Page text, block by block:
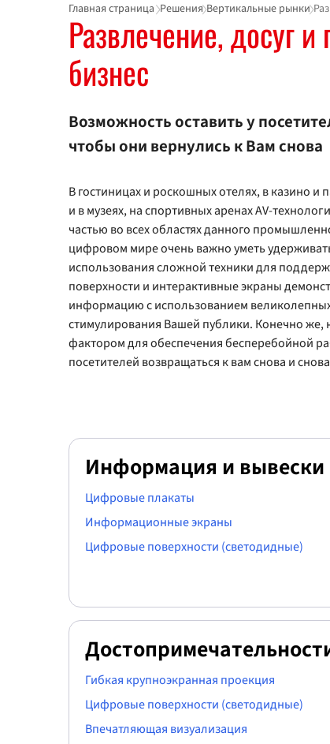
Главная страница Решения Вертикальные рынки
Развлечение, досуг
бизнес
Возможность оставить у
чтобы они вернулись к Вам снова
В гостиницах и роскошных отелях, в казино и
и в музеях, на спортивных аренах AV-
частью во всех областях данного
цифровом мире очень важно уметь
использования сложной техники для
поверхности и интерактивные экраны
информацию с использованием
стимулирования Вашей публики. Конечно же,
фактором для обеспечения бесперебойной
посетителей возвращаться к вам снова и
Информация и вывески
Цифровые плакаты
Информационные экраны
Цифровые поверхности (светодидные)
Гибкая крупноэкранная проекция
Цифровые поверхности (светодидные)
Впечатляющая визуализация